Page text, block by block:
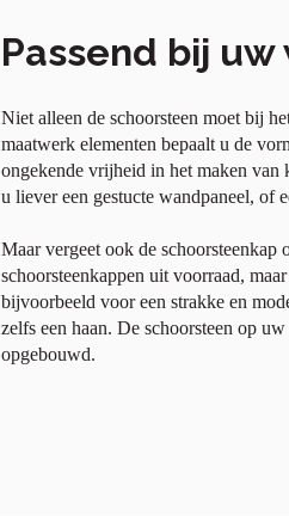
Passend bij uw
Niet alleen de schoorsteen moet bij
maatwerk elementen bepaalt u de
ongekende vrijheid in het maken
u liever een gestucte wandpaneel, of
Maar vergeet ook de schoorsteenkap
schoorsteenkappen uit voorraad,
bijvoorbeeld voor een strakke en
zelfs een haan. De schoorsteen op
opgebouwd.